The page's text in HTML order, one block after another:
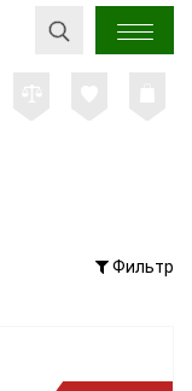
Фильтр